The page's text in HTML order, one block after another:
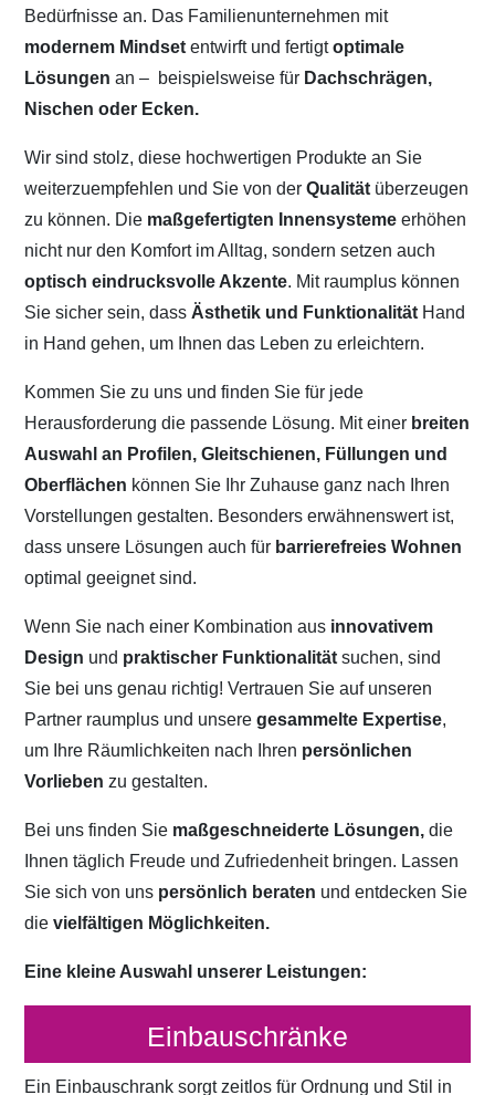
Bedürfnisse an. Das Familienunternehmen mit
modernem Mindset entwirft und fertigtoptimale
Lösungen an – beispielsweise für Dachschrägen,
Nischen oder Ecken.
Wir sind stolz, diese hochwertigen Produkte an Sie
weiterzuempfehlen und Sie von derQualität überzeugen
zu können. Die maßgefertigten Innensystemeerhöhen
nicht nur den Komfort im Alltag, sondern setzen auch
optisch eindrucksvolle Akzente. Mit raumplus können
Sie sicher sein, dass Ästhetik und Funktionalität Hand
in Hand gehen, um Ihnen das Leben zu erleichtern.
Kommen Sie zu uns und finden Sie für jede
Herausforderung die passende Lösung. Mit einer breiten
Auswahl an Profilen, Gleitschienen, Füllungen und
Oberflächen können Sie Ihr Zuhause ganz nach Ihren
Vorstellungen gestalten. Besonders erwähnenswert ist,
dass unsere Lösungen auch für barrierefreies Wohnen
optimal geeignet sind.
Wenn Sie nach einer Kombination aus innovativem
Design und praktischer Funktionalitätsuchen, sind
Sie bei uns genau richtig! Vertrauen Sie auf unseren
Partner raumplus und unseregesammelte Expertise,
um Ihre Räumlichkeiten nach Ihren persönlichen
Vorliebenzu gestalten.
Bei uns finden Sie maßgeschneiderte Lösungen, die
Ihnen täglich Freude und Zufriedenheit bringen. Lassen
Sie sich von uns persönlich beraten und entdecken Sie
dievielfältigen Möglichkeiten.
Eine kleine Auswahl unserer Leistungen:
Einbauschränke
Ein Einbauschrank sorgt zeitlos für Ordnung und Stil in